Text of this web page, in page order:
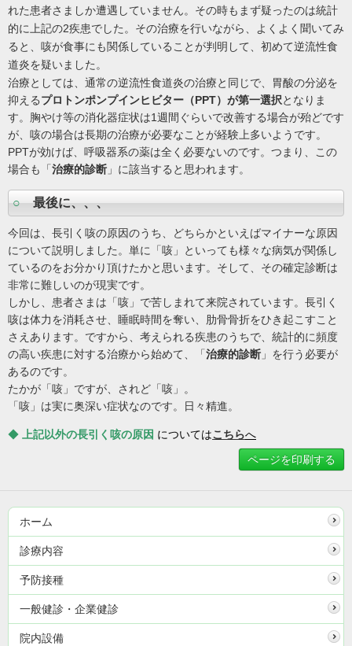
れた患者さましか遭遇していません。その時もまず疑ったのは統計
的に上記の2疾患でした。その治療を行いながら、よくよく聞いてみ
ると、咳が食事にも関係していることが判明して、初めて逆流性食
道炎を疑いました。
治療としては、通常の逆流性食道炎の治療と同じで、胃酸の分泌を
抑えるプロトンポンプインヒビター（PPT） が第一選択となりま
す。胸やけ等の消化器症状は1週間ぐらいで改善する場合が殆どです
が、咳の場合は長期の治療が必要なことが経験上多いようです。
PPTが効けば、呼吸器系の薬は全く必要ないのです。つまり、この
場合も「治療的診断 」に該当すると思われます。
○最後に、、、
今回は、長引く咳の原因のうち、どちらかといえばマイナーな原因
について説明しました。単に「咳」といっても様々な病気が関係し
ているのをお分かり頂けたかと思います。そして、その確定診断は
非常に難しいのが現実です。
しかし、患者さまは「咳」で苦しまれて来院されています。長引く
咳は体力を消耗させ、睡眠時間を奪い、肋骨骨折をひき起こすこと
さえあります。ですから、考えられる疾患のうちで、統計的に頻度
の高い疾患に対する治療から始めて、「治療的診断 」を行う必要が
あるのです。
たかが「咳」ですが、されど「咳」。
「咳」は実に奥深い症状なのです。日々精進。
◆ 上記以外の長引く咳の原因 についてはこちらへ
ページを印刷する
ホーム
診療内容
予防接種
一般健診・企業健診
院内設備